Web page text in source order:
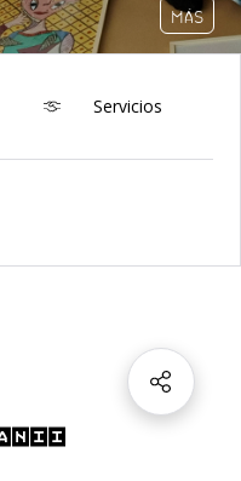
MÁS
Servicios